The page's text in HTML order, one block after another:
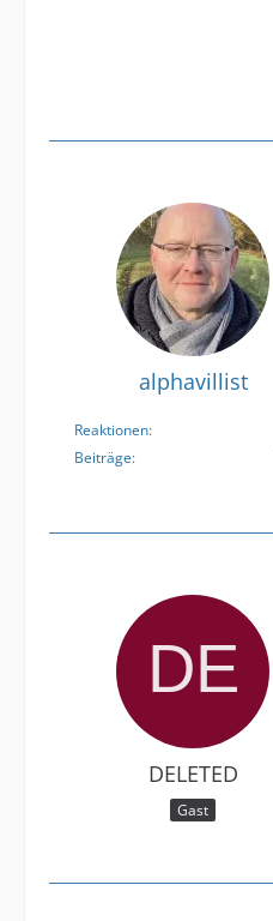
alphavillist
Reaktionen
Beiträge
DELETED
Gast